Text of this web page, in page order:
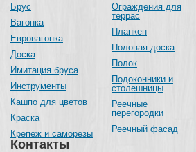
Брус
Вагонка
Евровагонка
Доска
Имитация бруса
Инструменты
Кашпо для цветов
Краска
Крепеж и саморезы
Ограждения для
террас
Планкен
Половая доска
Полок
Подоконники и
столешницы
Реечные
перегородки
Реечный фасад
Контакты